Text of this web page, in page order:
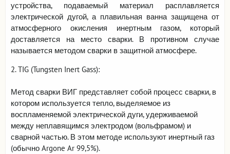
устройства, подаваемый материал расплавляется
электрической дугой, а плавильная ванна защищена от
атмосферного окисления инертным газом, который
доставляется на место сварки. В противном случае
называется методом сварки в защитной атмосфере.
2. TIG (Tungsten Inert Gass):
Метод сварки ВИГ представляет собой процесс сварки, в
котором используется тепло, выделяемое из
воспламеняемой электрической дуги, удерживаемой
между неплавящимся электродом (вольфрамом) и
сварной частью. В этом методе используют инертный газ
(обычно Argone Ar 99,5%).